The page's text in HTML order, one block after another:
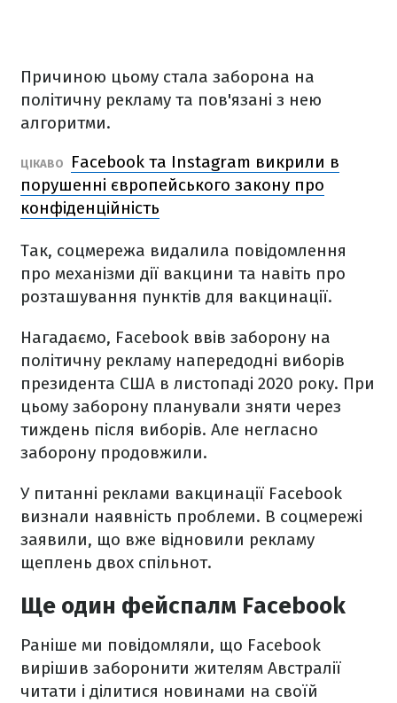
Причиною цьому стала заборона на
політичну рекламу та пов'язані з нею
алгоритми.
ЦІКАВО
Facebook та Instagram викрили в
порушенні європейського закону про
конфіденційність
Так, соцмережа видалила повідомлення
про механізми дії вакцини та навіть про
розташування пунктів для вакцинації.
Нагадаємо, Facebook ввів заборону на
політичну рекламу напередодні виборів
президента США в листопаді 2020 року. При
цьому заборону планували зняти через
тиждень після виборів. Але негласно
заборону продовжили.
У питанні реклами вакцинації Facebook
визнали наявність проблеми. В соцмережі
заявили, що вже відновили рекламу
щеплень двох спільнот.
Ще один фейспалм Facebook
Раніше ми повідомляли, що Facebook
вирішив заборонити жителям Австралії
читати і ділитися новинами на своїй